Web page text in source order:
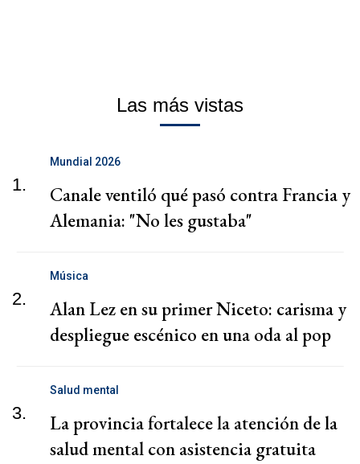
Las más vistas
1.
Mundial 2026
Canale ventiló qué pasó contra Francia y
Alemania: "No les gustaba"
2.
Música
Alan Lez en su primer Niceto: carisma y
despliegue escénico en una oda al pop
3.
Salud mental
La provincia fortalece la atención de la
salud mental con asistencia gratuita